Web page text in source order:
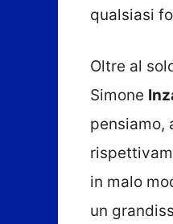
qualsiasi
Oltre al
Simone
pensiamo,
in malo
un